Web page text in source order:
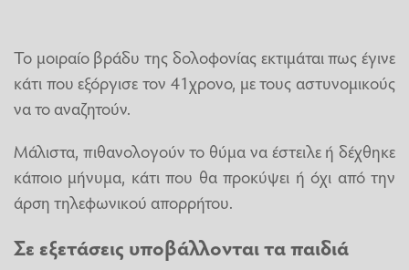
Το μοιραίο βράδυ της δολοφονίας εκτιμάται πως έγινε
κάτι που εξόργισε τον 41χρονο, με τους αστυνομικούς
να το αναζητούν.
Μάλιστα, πιθανολογούν το θύμα να έστειλε ή δέχθηκε
κάποιο μήνυμα, κάτι που θα προκύψει ή όχι από την
άρση τηλεφωνικού απορρήτου.
Σε εξετάσεις υποβάλλονται τα παιδιά